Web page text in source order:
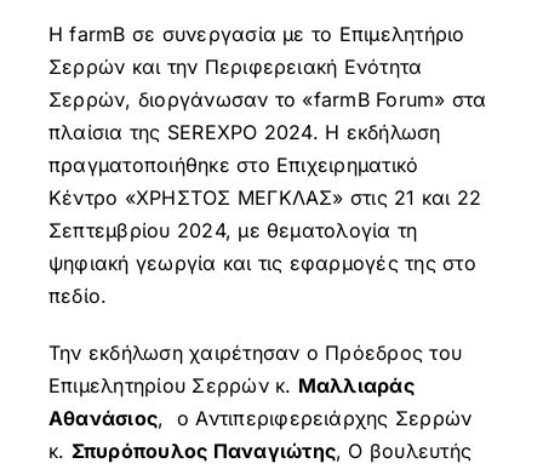
Η farmB σε συνεργασία με το Επιμελητήριο
Σερρών και την Περιφερειακή Ενότητα
Σερρών, διοργάνωσαν το «farmB Forum» στα
πλαίσια της SEREXPO 2024. Η εκδήλωση
πραγματοποιήθηκε στο Επιχειρηματικό
Κέντρο «ΧΡΗΣΤΟΣ ΜΕΓΚΛΑΣ» στις 21 και 22
Σεπτεμβρίου 2024, με θεματολογία τη
ψηφιακή γεωργία και τις εφαρμογές της στο
πεδίο.
Την εκδήλωση χαιρέτησαν ο Πρόεδρος του
Επιμελητηρίου Σερρών κ. Μαλλιαράς
Αθανάσιος, ο Αντιπεριφερειάρχης Σερρών
κ. Σπυρόπουλος Παναγιώτης, Ο βουλευτής